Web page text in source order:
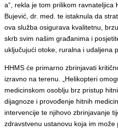
a“, rekla je tom prilikom ravnateljica
Bujević, dr. med. te istaknula da
ova služba osigurava kvalitetnu,
skrb svim našim građanima i
uključujući otoke, ruralna i udaljena
HHMS će primarno zbrinjavati
izravno na terenu. „Helikopteri
medicinskom osoblju brz pristup
dijagnoze i provođenje hitnih
intervencije te njihovo zbrinjavanje
zdravstvenu ustanovu koja im može